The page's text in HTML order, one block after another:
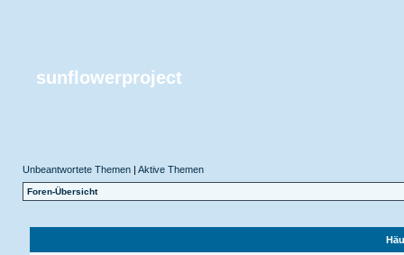
sunflowerproject
Unbeantwortete Themen| Aktive Themen
Foren-Übersicht